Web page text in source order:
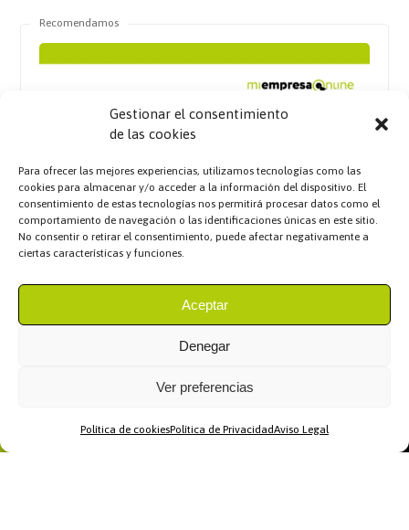
Gestionar el consentimiento
de las cookies
Para ofrecer las mejores experiencias, utilizamos tecnologías como las
cookies para almacenar y/o acceder a la información del dispositivo. El
consentimiento de estas tecnologías nos permitirá procesar datos como el
comportamiento de navegación o las identificaciones únicas en este sitio.
No consentir o retirar el consentimiento, puede afectar negativamente a
ciertas características y funciones.
Aceptar
Denegar
Ver preferencias
Política de cookiesPolítica de PrivacidadAviso Legal
Recomendamos
WhatsApp Llamar